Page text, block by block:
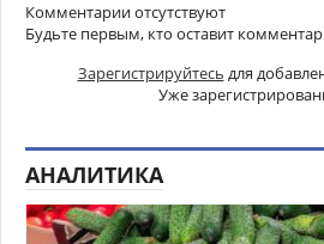
Комментарии отсутствуют
Будьте первым, кто оставит
Зарегистрируйтесь для
Уже
АНАЛИТИКА